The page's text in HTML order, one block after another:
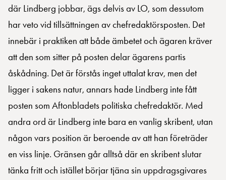
där Lindberg jobbar, ägs delvis av LO, som dessutom
har veto vid tillsättningen av chefredaktörsposten. Det
innebär i praktiken att både ämbetet och ägaren kräver
att den som sitter på posten delar ägarens partis
åskådning. Det är förstås inget uttalat krav, men det
ligger i sakens natur, annars hade Lindberg inte fått
posten som Aftonbladets politiska chefredaktör. Med
andra ord är Lindberg inte bara en vanlig skribent, utan
någon vars position är beroende av att han företräder
en viss linje. Gränsen går alltså där en skribent slutar
tänka fritt och istället börjar tjäna sin uppdragsgivares